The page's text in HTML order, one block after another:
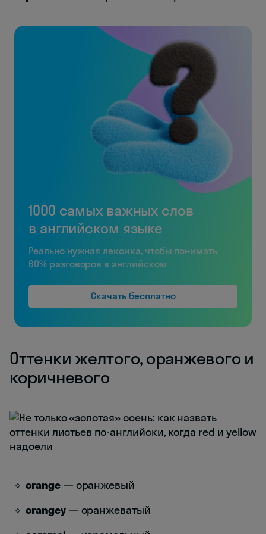
1000 самых важных слов
в английском языке
Реально нужная лексика, чтобы понимать
60% разговоров в английском
Скачать бесплатно
Оттенки желтого, оранжевого и
коричневого
orange— оранжевый
orangey— оранжеватый